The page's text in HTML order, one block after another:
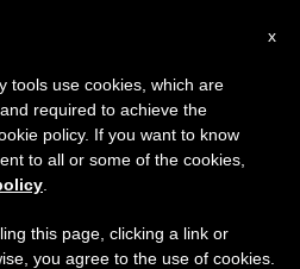
البابا يوجه خطابا
المؤتمر
السادس العامة
x
tools use cookies, which are
required to achieve the
policy. If you want to know
to all or some of the cookies,
this page, clicking a link or
you agree to the use of cookies.